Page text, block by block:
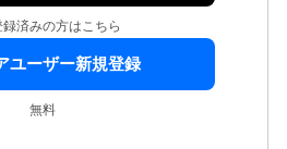
録済みの方はこちら
ユーザー新規登録
無料